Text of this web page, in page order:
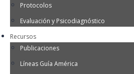
Protocolos
Evaluación y Psicodiagnóstico
Recursos
Publicaciones
Líneas Guía América